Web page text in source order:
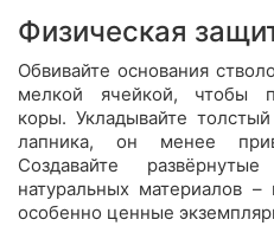
Физическая
Обвивайте основания
мелкой ячейкой, чтобы
коры. Укладывайте
лапника, он менее
Создавайте
натуральных материалов
особенно ценные